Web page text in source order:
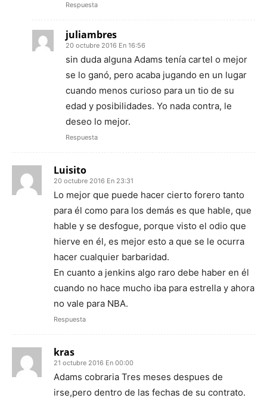
Respuesta
juliambres
20 octubre 2016 En 16:56
sin duda alguna Adams tenía cartel o mejor
se lo ganó, pero acaba jugando en un lugar
cuando menos curioso para un tio de su
edad y posibilidades. Yo nada contra, le
deseo lo mejor.
Respuesta
Luisito
20 octubre 2016 En 23:31
Lo mejor que puede hacer cierto forero tanto
para él como para los demás es que hable, que
hable y se desfogue, porque visto el odio que
hierve en él, es mejor esto a que se le ocurra
hacer cualquier barbaridad.
En cuanto a jenkins algo raro debe haber en él
cuando no hace mucho iba para estrella y ahora
no vale para NBA.
Respuesta
kras
21 octubre 2016 En 00:00
Adams cobraria Tres meses despues de
irse,pero dentro de las fechas de su contrato.